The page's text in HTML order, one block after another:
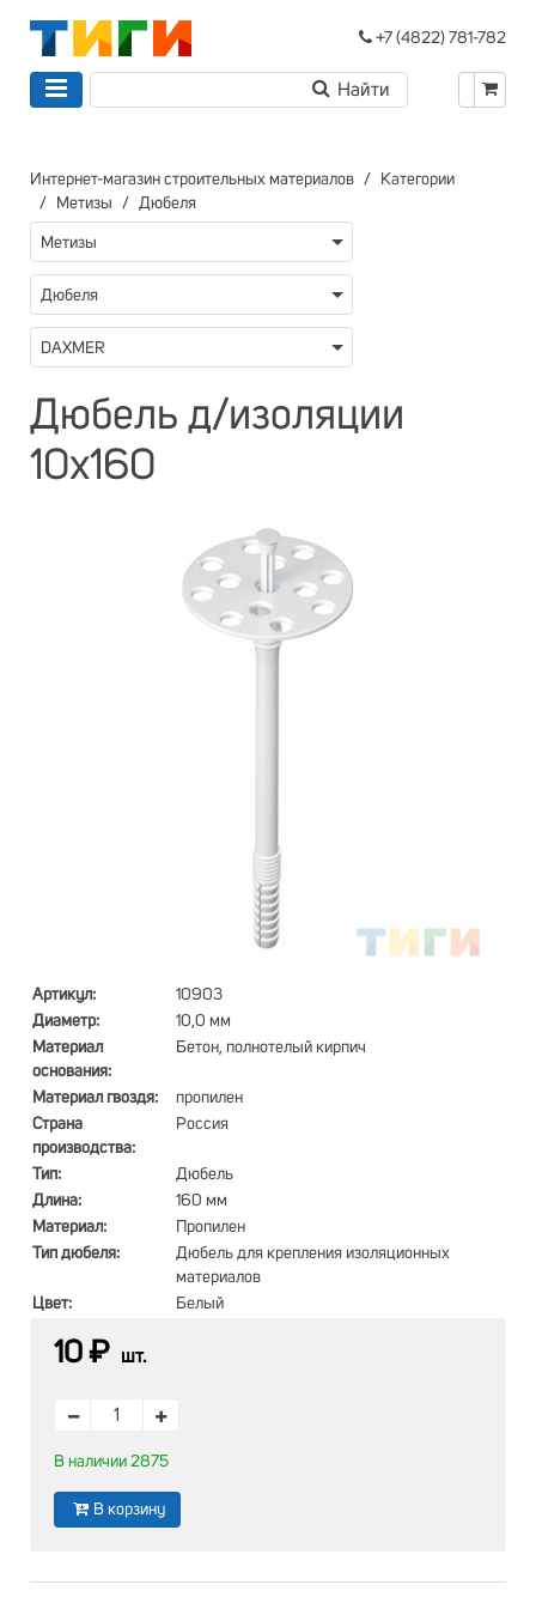
+7 (4822) 781-782
Интернет-магазин строительных материалов
Категории
Метизы
Дюбеля
Метизы
Дюбеля
DAXMER
Дюбель д/изоляции
10х160
Артикул:
10903
Диаметр:
10,0 мм
Материал
основания:
Бетон, полнотелый кирпич
Материал гвоздя:
пропилен
Страна
производства:
Россия
Тип:
Дюбель
Длина:
160 мм
Материал:
Пропилен
Тип дюбеля:
Дюбель для крепления изоляционных
материалов
Цвет:
Белый
10 ₽ шт.
В наличии 2875
В корзину